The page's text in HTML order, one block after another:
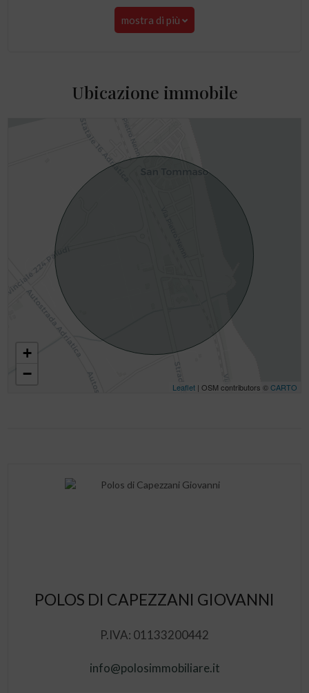
mostra di più
Ubicazione immobile
+
−
Leaflet| OSM contributors ©CARTO
POLOS DI CAPEZZANI GIOVANNI
P.IVA: 01133200442
info@polosimmobiliare.it